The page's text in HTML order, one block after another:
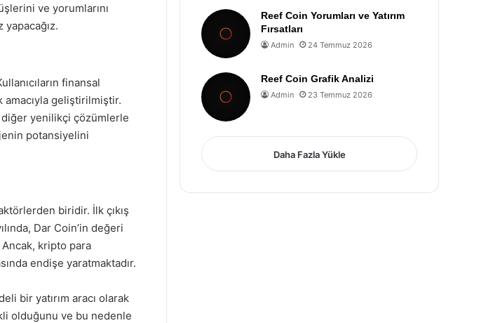
ve yorumlarını
finansal
geliştirilmiştir.
yenilikçi çözümlerle
potansiyelini
biridir. İlk çıkış
Dar Coin’in değeri
Ancak, kripto para
endişe yaratmaktadır.
bir yatırım aracı olarak
olduğunu ve bu nedenle
Reef Coin Yorumları ve Yatırım
Fırsatları
Admin 24 Temmuz 2026
Reef Coin Grafik Analizi
Admin 23 Temmuz 2026
Daha Fazla Yükle